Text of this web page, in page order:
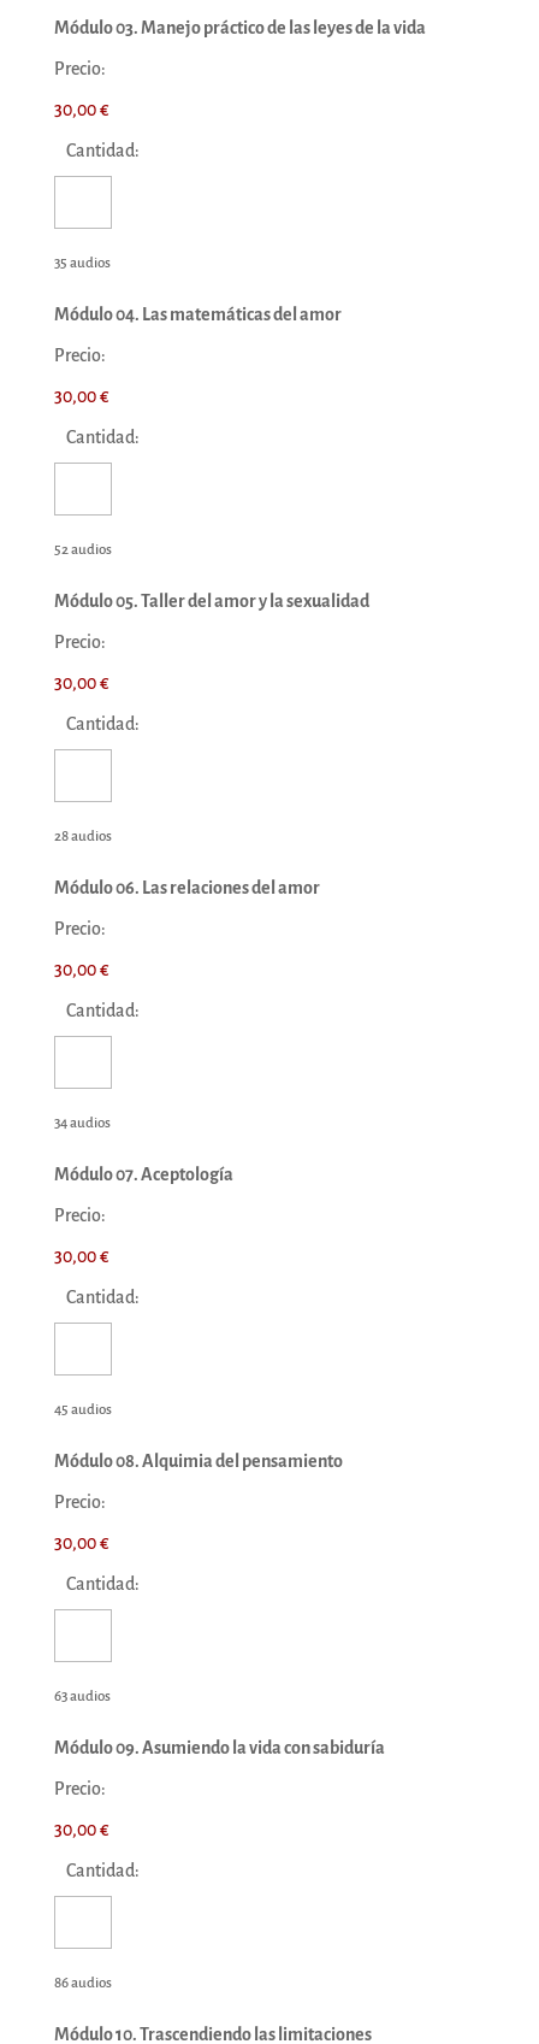
Módulo 03. Manejo práctico de las leyes de la vida
Precio:
30,00 €
Cantidad:
35 audios
Módulo 04. Las matemáticas del amor
Precio:
30,00 €
Cantidad:
52 audios
Módulo 05. Taller del amor y la sexualidad
Precio:
30,00 €
Cantidad:
28 audios
Módulo 06. Las relaciones del amor
Precio:
30,00 €
Cantidad:
34 audios
Módulo 07. Aceptología
Precio:
30,00 €
Cantidad:
45 audios
Módulo 08. Alquimia del pensamiento
Precio:
30,00 €
Cantidad:
63 audios
Módulo 09. Asumiendo la vida con sabiduría
Precio:
30,00 €
Cantidad:
86 audios
Módulo 10. Trascendiendo las limitaciones